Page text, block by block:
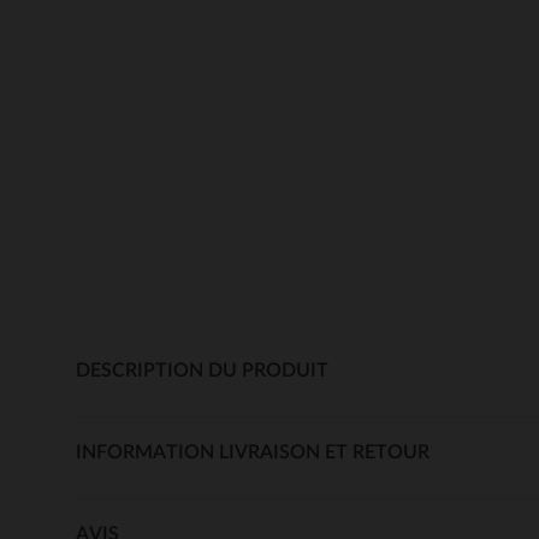
DESCRIPTION DU PRODUIT
INFORMATION LIVRAISON ET RETOUR
AVIS